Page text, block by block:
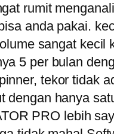
rumit
anda pakai.
sangat kecil
5 per bulan
tekor tidak
dengan hanya
PRO lebih